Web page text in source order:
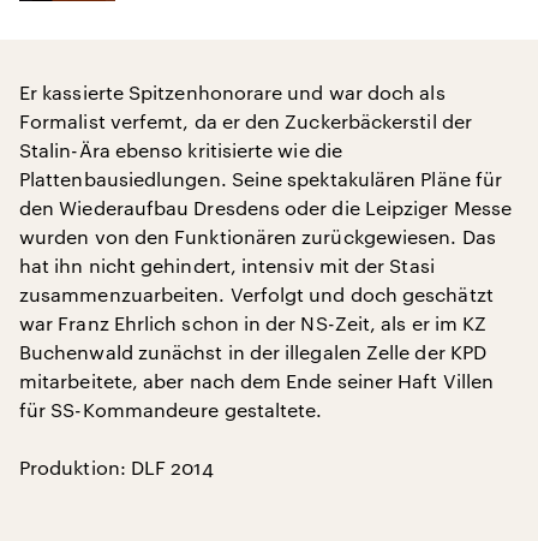
Er kassierte Spitzenhonorare und war doch als
Formalist verfemt, da er den Zuckerbäckerstil der
Stalin-Ära ebenso kritisierte wie die
Plattenbausiedlungen. Seine spektakulären Pläne für
den Wiederaufbau Dresdens oder die Leipziger Messe
wurden von den Funktionären zurückgewiesen. Das
hat ihn nicht gehindert, intensiv mit der Stasi
zusammenzuarbeiten. Verfolgt und doch geschätzt
war Franz Ehrlich schon in der NS-Zeit, als er im KZ
Buchenwald zunächst in der illegalen Zelle der KPD
mitarbeitete, aber nach dem Ende seiner Haft Villen
für SS-Kommandeure gestaltete.
Produktion: DLF 2014